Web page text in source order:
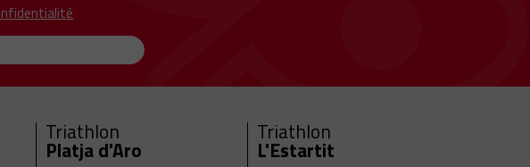
Triathlon
Platja d'Aro
Triathlon
L'Estartit